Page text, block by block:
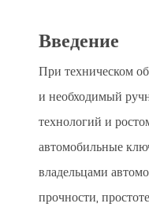
Введение
При техническом
и необходимый
технологий и
автомобильные
владельцами
прочности,